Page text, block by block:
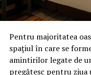
Pentru majoritatea
spațiul în care se
amintirilor legate de
pregătesc pentru ziua